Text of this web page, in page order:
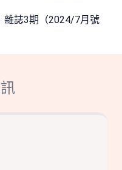
雜誌3期（2024/7月號